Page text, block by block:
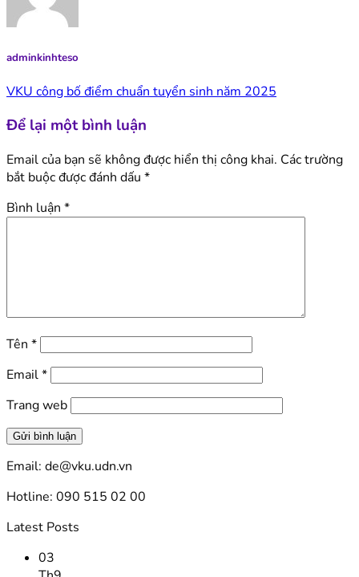
adminkinhteso
VKU công bố điểm chuẩn tuyển sinh năm 2025
Để lại một bình luận
Email của bạn sẽ không được hiển thị công khai. Các trường
bắt buộc được đánh dấu *
Bình luận *
Tên *
Email*
Trang web
Email: de@vku.udn.vn
Hotline: 090 515 02 00
Latest Posts
03